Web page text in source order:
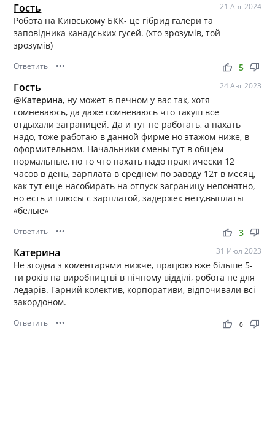
Гость 21 Авг 2024
Робота на Київському БКК- це гібрид галери та
заповідника канадських гусей. (хто зрозумів, той
зрозумів)
Ответить ••• thumb_up thumb_down
5
Гость 24 Авг 2023
@Катерина, ну может в печном у вас так, хотя
сомневаюсь, да даже сомневаюсь что такуш все
отдыхали заграницей. Да и тут не работать, а пахать
надо, тоже работаю в данной фирме но этажом ниже, в
оформительном. Начальники смены тут в общем
нормальные, но то что пахать надо практически 12
часов в день, зарплата в среднем по заводу 12т в месяц,
как тут еще насобирать на отпуск заграницу непонятно,
но есть и плюсы с зарплатой, задержек нету,выплаты
«белые»
Ответить ••• thumb_up thumb_down
3
Катерина 31 Июл 2023
Не згодна з коментарями нижче, працюю вже більше 5-
ти років на виробництві в пічному відділі, робота не для
ледарів. Гарний колектив, корпоративи, відпочивали всі
закордоном.
Ответить ••• thumb_up thumb_down
0